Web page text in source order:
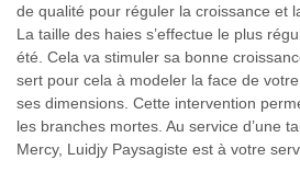
de qualité pour réguler la croissance et
La taille des haies s’effectue le plus
été. Cela va stimuler sa bonne
sert pour cela à modeler la face de
ses dimensions. Cette intervention
les branches mortes. Au service d’une
Mercy, Luidjy Paysagiste est à votre